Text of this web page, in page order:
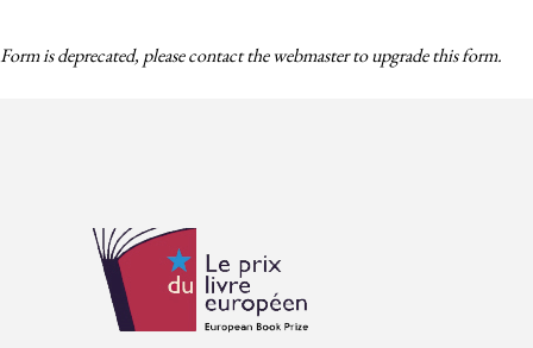
Form is deprecated, please contact the webmaster toupgradethis form.